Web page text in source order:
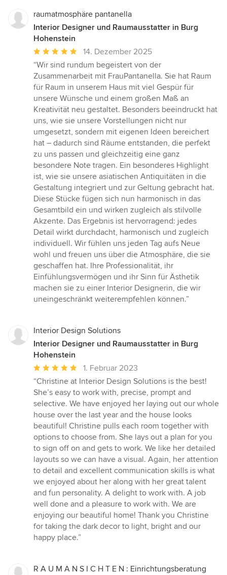
raumatmosphäre pantanella
Interior Designer und Raumausstatter in Burg
Hohenstein
Durchschnittliche
Bewertung:
5
von
5
Sternen
14. Dezember 2025
“Wir sind rundum begeistert von der
Zusammenarbeit mit FrauPantanella. Sie hat Raum
für Raum in unserem Haus mit viel Gespür für
unsere Wünsche und einem großen Maß an
Kreativität neu gestaltet. Besonders beeindruckt hat
uns, wie sie unsere Vorstellungen nicht nur
umgesetzt, sondern mit eigenen Ideen bereichert
hat – dadurch sind Räume entstanden, die perfekt
zu uns passen und gleichzeitig eine ganz
besondere Note tragen. Ein besonderes Highlight
ist, wie sie unsere asiatischen Antiquitäten in die
Gestaltung integriert und zur Geltung gebracht hat.
Diese Stücke fügen sich nun harmonisch in das
Gesamtbild ein und wirken zugleich als stilvolle
Akzente. Das Ergebnis ist hervorragend: jedes
Detail wirkt durchdacht, harmonisch und zugleich
individuell. Wir fühlen uns jeden Tag aufs Neue
wohl und freuen uns über die Atmosphäre, die sie
geschaffen hat. Ihre Professionalität, ihr
Einfühlungsvermögen und ihr Sinn für Ästhetik
machen sie zu einer Interior Designerin, die wir
uneingeschränkt weiterempfehlen können.”
Interior Design Solutions
Interior Designer und Raumausstatter in Burg
Hohenstein
Durchschnittliche
Bewertung:
5
von
5
Sternen
1. Februar 2023
“Christine at Interior Design Solutions is the best!
She’s easy to work with, precise, prompt and
selective. We have enjoyed her laying out our whole
house over the last year and the house looks
beautiful! Christine pulls each room together with
options to choose from. She lays out a plan for you
to sign off on and gets to work. We like her detailed
layouts so we can have a visual. Again, her attention
to detail and excellent communication skills is what
we enjoyed about her along with her great talent
and fun personality. A delight to work with. A job
well done and a pleasure to work with. We are
enjoying our beautiful home! Thank you Christine
for taking the dark decor to light, bright and our
happy place.”
R A U M A N S I C H T E N : Einrichtungsberatung